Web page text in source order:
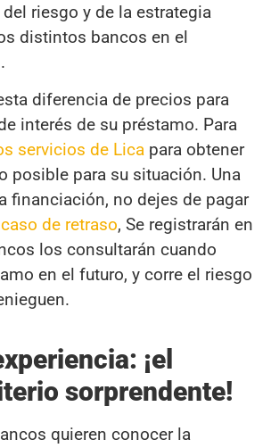
riesgo y de la estrategia
distintos bancos en el
diferencia de precios para
interés de su préstamo. Para
servicios de Lica para obtener
posible para su situación. Una
financiación, no dejes de pagar
de retraso, Se registrarán en
los consultarán cuando
en el futuro, y corre el riesgo
¡el
sorprendente!
quieren conocer la